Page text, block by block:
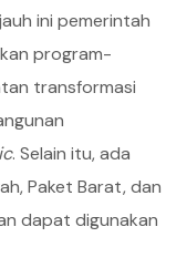
ini pemerintah
program-
transformasi
. Selain itu, ada
Paket Barat, dan
dapat digunakan